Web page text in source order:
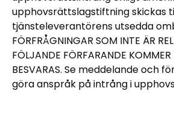
upphovsrättslagstiftning skickas
tjänsteleverantörens utsedda
FÖRFRÅGNINGAR SOM INTE ÄR
FÖLJANDE FÖRFARANDE
BESVARAS. Se meddelande och
göra anspråk på intrång i